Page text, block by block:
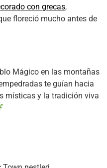
con grecas,
floreció mucho antes de
Mágico en las montañas
te guían hacia
místicas y la tradición viva